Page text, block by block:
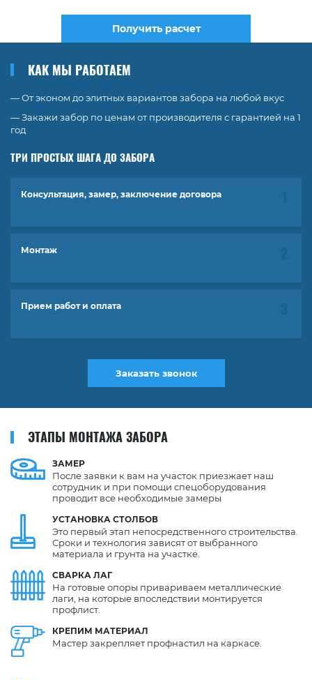
Получить расчет
КАК МЫ РАБОТАЕМ
— От эконом до элитных вариантов забора на любой вкус
— Закажи забор по ценам от производителя с гарантией на 1
год
ТРИ ПРОСТЫХ ШАГА ДО ЗАБОРА
Консультация, замер, заключение договора
Монтаж
Прием работ и оплата
Заказать звонок
ЭТАПЫ МОНТАЖА ЗАБОРА
ЗАМЕР
УСТАНОВКА СТОЛБОВ
СВАРКА ЛАГ
КРЕПИМ МАТЕРИАЛ
После заявки к вам на участок приезжает наш
сотрудник и при помощи спецоборудования
проводит все необходимые замеры
Это первый этап непосредственного строительства.
Сроки и технология зависят от выбранного
материала и грунта на участке.
На готовые опоры привариваем металлические
лаги, на которые впоследствии монтируется
профлист.
Мастер закрепляет профнастил на каркасе.